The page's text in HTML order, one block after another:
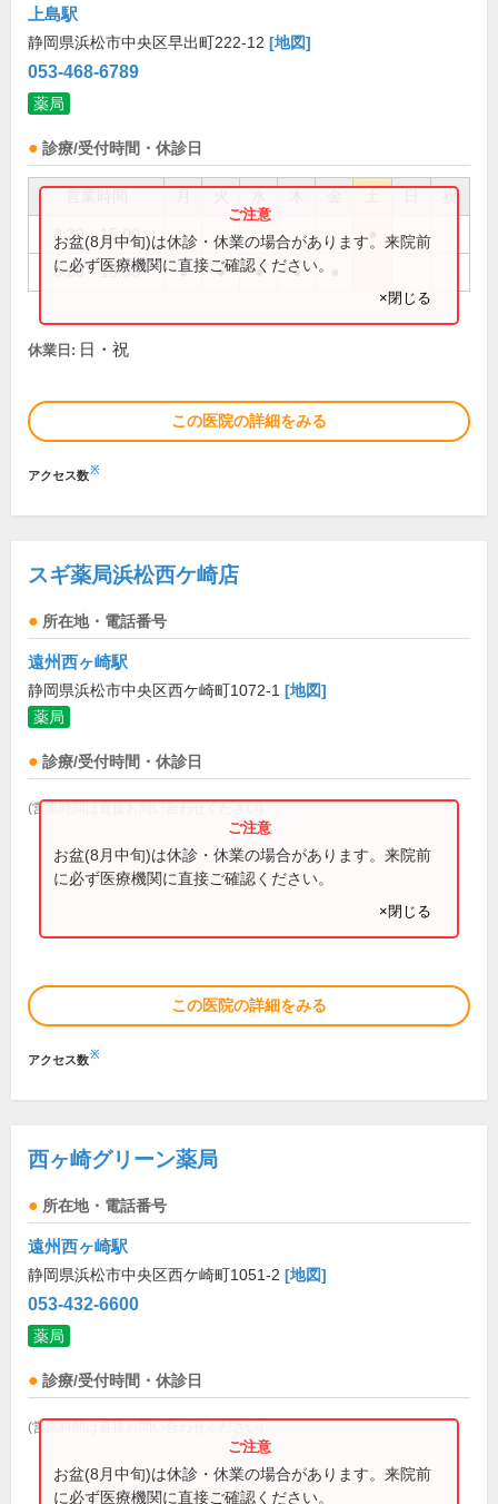
上島駅
静岡県浜松市中央区早出町222-12 [地図]
053-468-6789
薬局
診療/受付時間・休診日
祝
8:30～15:00
8:30～18:30 ● ● ● ●
お盆(8月中旬)は休診・休業の場合があります。来院前
に必ず医療機関に直接ご確認ください。
×閉じる
休業日: 日・祝
この医院の詳細をみる
アクセス数※
スギ薬局浜松西ケ崎店
所在地・電話番号
遠州西ヶ崎駅
静岡県浜松市中央区西ケ崎町1072-1 [地図]
薬局
診療/受付時間・休診日
(営業時間は直接お問い合わせください)
お盆(8月中旬)は休診・休業の場合があります。来院前
に必ず医療機関に直接ご確認ください。
×閉じる
この医院の詳細をみる
アクセス数※
西ヶ崎グリーン薬局
所在地・電話番号
遠州西ヶ崎駅
静岡県浜松市中央区西ケ崎町1051-2 [地図]
053-432-6600
薬局
診療/受付時間・休診日
(営業時間は直接お問い合わせください)
お盆(8月中旬)は休診・休業の場合があります。来院前
に必ず医療機関に直接ご確認ください。